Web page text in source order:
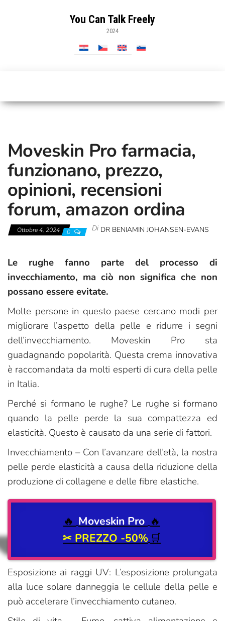
You Can Talk Freely
2024
Moveskin Pro farmacia,
funzionano, prezzo,
opinioni, recensioni
forum, amazon ordina
Ottobre 4, 2024 0 Di DR BENIAMIN JOHANSEN-EVANS
Le rughe fanno parte del processo di
invecchiamento, ma ciò non significa che non
possano essere evitate.
Molte persone in questo paese cercano modi per
migliorare l’aspetto della pelle e ridurre i segni
dell’invecchiamento. Moveskin Pro sta
guadagnando popolarità. Questa crema innovativa
è raccomandata da molti esperti di cura della pelle
in Italia.
Perché si formano le rughe? Le rughe si formano
quando la pelle perde la sua compattezza ed
elasticità. Questo è causato da una serie di fattori.
Invecchiamento – Con l’avanzare dell’età, la nostra
pelle perde elasticità a causa della riduzione della
produzione di collagene e delle fibre elastiche.
🔥 Moveskin Pro 🔥
✂ PREZZO -50% 🛒
Esposizione ai raggi UV: L’esposizione prolungata
alla luce solare danneggia le cellule della pelle e
può accelerare l’invecchiamento cutaneo.